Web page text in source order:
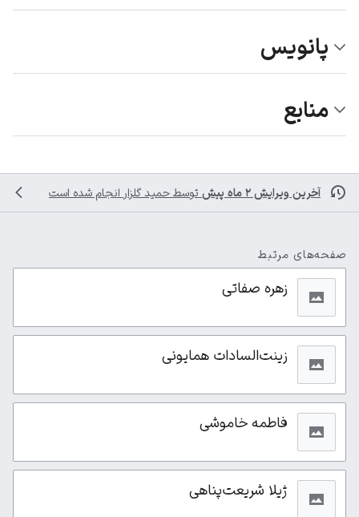
پانویس
منابع
آخرین ویرایش ۲ ماه پیش توسط حمید گلزار انجام شده است
صفحه‌های مرتبط
زهره صفاتی
زینت‌السادات همایونی
فاطمه خاموشی
ژیلا شریعت‌پناهی